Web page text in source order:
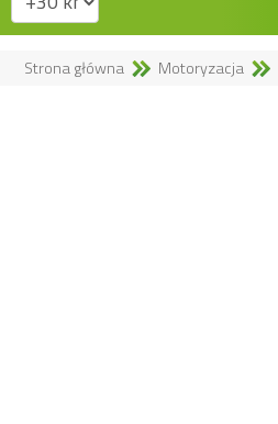
Strona główna Motoryzacja